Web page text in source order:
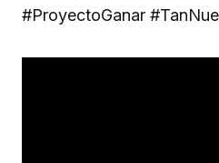
#ProyectoGanar